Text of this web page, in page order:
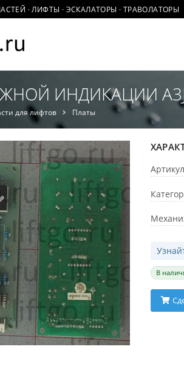
· ЛИФТЫ · ЭСКАЛАТОРЫ · ТРАВОЛАТОРЫ
ИНДИКАЦИИ
для лифтов Платы
Артикул
В